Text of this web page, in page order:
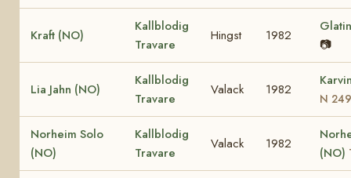
Kraft (NO)
Kallblodig
Travare
Hingst 1982
📷
Lia Jahn (NO)
Kallblodig
Travare
Valack 1982
N
Norheim Solo
(NO)
Kallblodig
Travare
Valack 1982
(NO)